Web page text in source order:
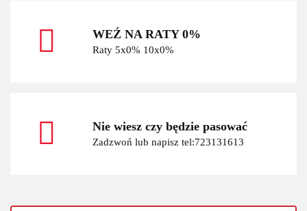
WEŹ NA RATY 0%
Raty 5x0% 10x0%
Nie wiesz czy będzie pasować
Zadzwoń lub napisz tel:723131613